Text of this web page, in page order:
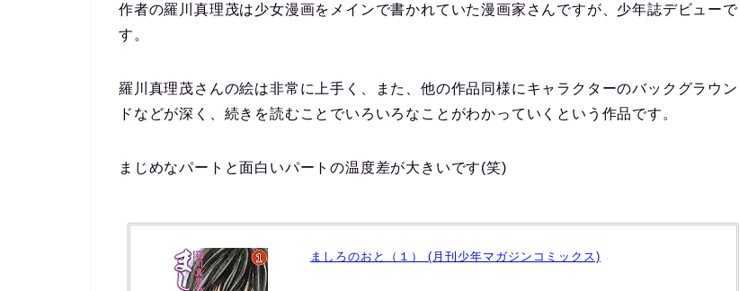
作者の羅川真理茂は少女漫画をメインで書かれていた漫画家さんですが、少年誌デビューで
す。
羅川真理茂さんの絵は非常に上手く、また、他の作品同様にキャラクターのバックグラウン
ドなどが深く、続きを読むことでいろいろなことがわかっていくという作品です。
まじめなパートと面白いパートの温度差が大きいです(笑)
ましろのおと（１） (月刊少年マガジンコミックス)